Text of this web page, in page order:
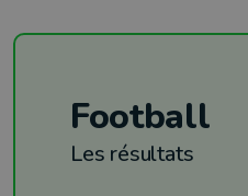
Football
Les résultats